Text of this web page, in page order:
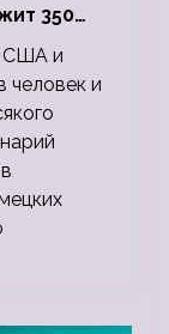
350
США и
человек и